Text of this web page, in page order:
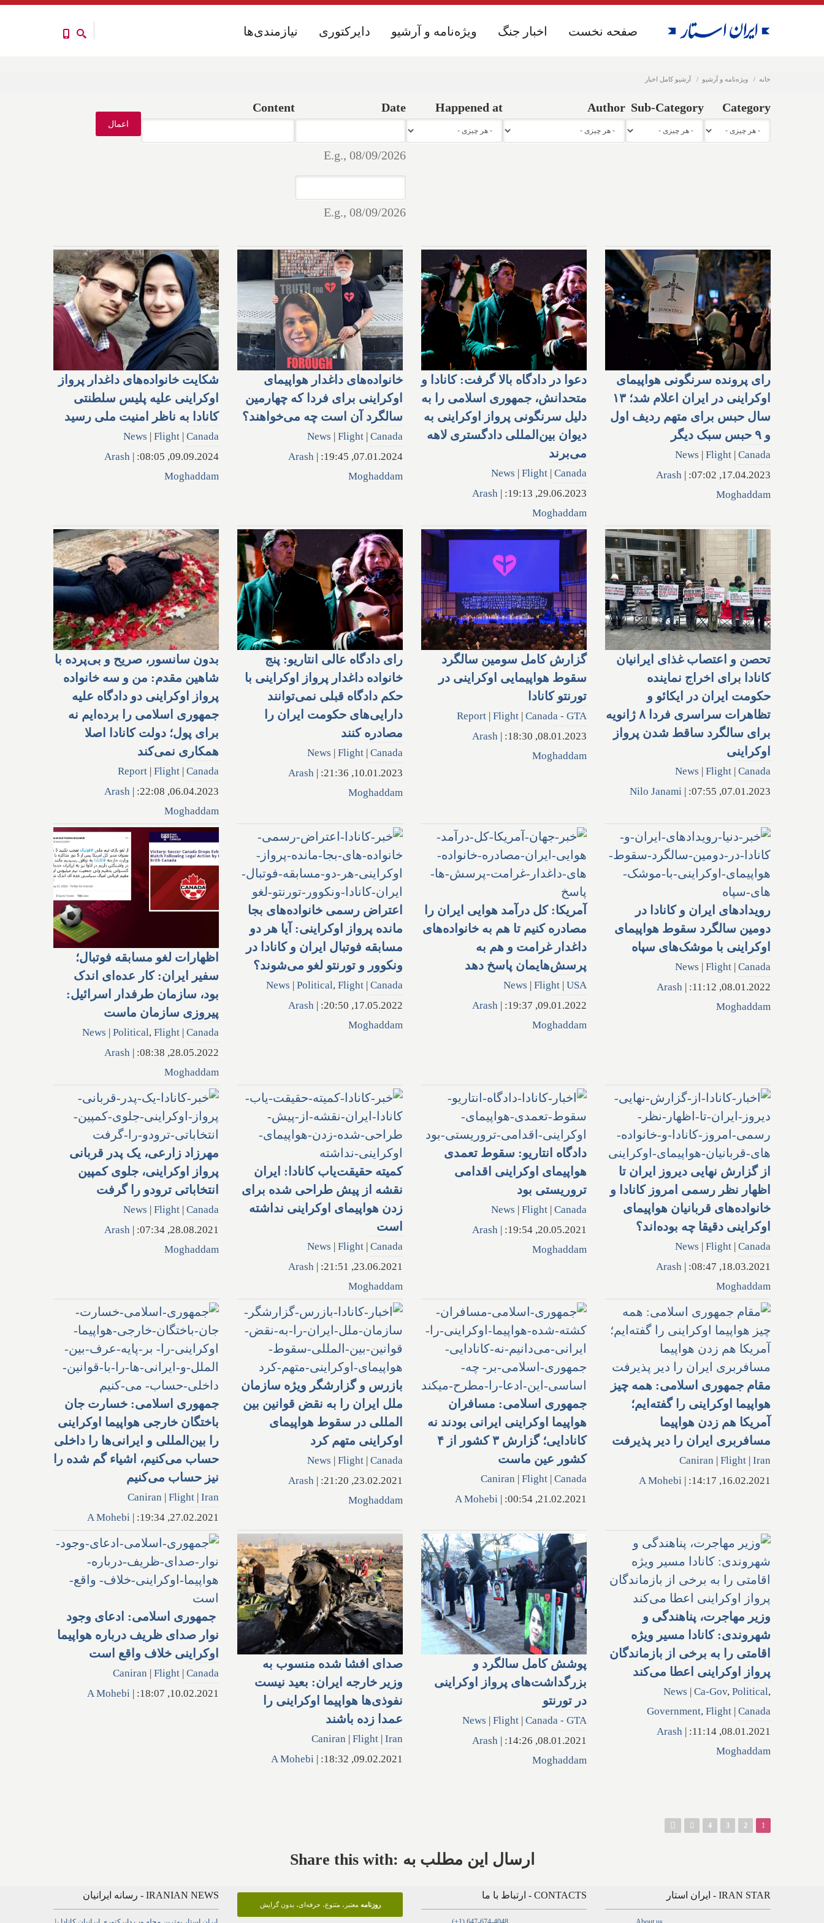
نیازمندی‌ها دایرکتوری ویژه‌نامه و آرشیو اخبار جنگ صفحه نخست
خانه ویژه‌نامه و آرشیو آرشیو کامل اخبار
نیازمندی‌ها دایرکتوری ویژه‌نامه و آرشیو اخبار جنگ صفحه نخست
Category
Sub-Category
Author
Happened at
Date
E.g., 08/09/2026
E.g., 08/09/2026
Content
شکایت خانواده‌های داغدار پرواز
اوکراینی علیه پلیس سلطنتی
کانادا به ناظر امنیت ملی رسید
News | Flight | Canada
09.09.2024, 08:05:
|
Arash
Moghaddam
خانواده‌های داغدار هواپیمای
اوکراینی برای فردا که چهارمین
سالگرد آن است چه می‌خواهند؟
News | Flight | Canada
07.01.2024, 19:45:
|
Arash
Moghaddam
دعوا در دادگاه بالا گرفت: کانادا و
متحدانش، جمهوری اسلامی را به
دلیل سرنگونی پرواز اوکراینی به
دیوان بین‌المللی دادگستری لاهه
می‌برند
News | Flight | Canada
29.06.2023, 19:13:
|
Arash
Moghaddam
رای پرونده سرنگونی هواپیمای
اوکراینی در ایران اعلام شد؛ ۱۳
سال حبس برای متهم ردیف اول
و ۹ حبس سبک دیگر
News | Flight | Canada
17.04.2023, 07:02:
|
Arash
Moghaddam
بدون سانسور، صریح و بی‌پرده با
شاهین مقدم: من و سه خانواده
پرواز اوکراینی دو دادگاه علیه
جمهوری اسلامی را برده‌ایم نه
برای پول؛ دولت کانادا اصلا
همکاری نمی‌کند
Report | Flight | Canada
06.04.2023, 22:08:
|
Arash
Moghaddam
رای دادگاه عالی انتاریو: پنج
خانواده داغدار پرواز اوکراینی با
حکم دادگاه قبلی نمی‌توانند
دارایی‌های حکومت ایران را
مصادره کنند
News | Flight | Canada
10.01.2023, 21:36:
|
Arash
Moghaddam
گزارش کامل سومین سالگرد
سقوط هواپیمایی اوکراینی در
تورنتو کانادا
Report | Flight | Canada - GTA
08.01.2023, 18:30:
|
Arash
Moghaddam
تحصن و اعتصاب غذای ایرانیان
کانادا برای اخراج نماینده
حکومت ایران در ایکائو و
تظاهرات سراسری فردا ۸ ژانویه
برای سالگرد ساقط شدن پرواز
اوکراینی
News | Flight | Canada
07.01.2023, 07:55:
|
Nilo Janami
اظهارات لغو مسابقه فوتبال؛
سفیر ایران: کار عده‌ای اندک
بود، سازمان طرفدار اسرائیل:
پیروزی سازمان ماست
News | Political, Flight | Canada
28.05.2022, 08:38:
|
Arash
Moghaddam
اعتراض رسمی خانواده‌های بجا
مانده پرواز اوکراینی: آیا هر دو
مسابقه فوتبال ایران و کانادا در
ونکوور و تورنتو لغو می‌شوند؟
News | Political, Flight | Canada
17.05.2022, 20:50:
|
Arash
Moghaddam
آمریکا: کل درآمد هوایی ایران را
مصادره کنیم تا هم به خانواده‌های
داغدار غرامت و هم به
پرسش‌هایمان پاسخ دهد
News | Flight | USA
09.01.2022, 19:37:
|
Arash
Moghaddam
رویدادهای ایران و کانادا در
دومین سالگرد سقوط هواپیمای
اوکراینی با موشک‌های سپاه
News | Flight | Canada
08.01.2022, 11:12:
|
Arash
Moghaddam
مهرزاد زارعی، یک پدر قربانی
پرواز اوکراینی، جلوی کمپین
انتخاباتی ترودو را گرفت
News | Flight | Canada
28.08.2021, 07:34:
|
Arash
Moghaddam
کمیته حقیقت‌یاب کانادا: ایران
نقشه از پیش طراحی شده برای
زدن هواپیمای اوکراینی نداشته
است
News | Flight | Canada
23.06.2021, 21:51:
|
Arash
Moghaddam
دادگاه انتاریو: سقوط تعمدی
هواپیمای اوکراینی اقدامی
تروریستی بود
News | Flight | Canada
20.05.2021, 19:54:
|
Arash
Moghaddam
از گزارش نهایی دیروز ایران تا
اظهار نظر رسمی امروز کانادا و
خانواده‌های قربانیان هواپیمای
اوکراینی دقیقا چه بوده‌اند؟
News | Flight | Canada
18.03.2021, 08:47:
|
Arash
Moghaddam
جمهوری اسلامی: خسارت جان
باختگان خارجی هواپیما اوکراینی
را بین‌المللی و ایرانی‌ها را داخلی
حساب می‌کنیم، اشیاء گم شده را
نیز حساب می‌کنیم
Caniran | Flight | Iran
27.02.2021, 19:34:
|
A Mohebi
بازرس و گزارشگر ویژه سازمان
ملل ایران را به نقض قوانین بین
المللی در سقوط هواپیمای
اوکراینی متهم کرد
News | Flight | Canada
23.02.2021, 21:20:
|
Arash
Moghaddam
جمهوری اسلامی: مسافران
هواپیما اوکراینی ایرانی بودند نه
کانادایی؛ گزارش ۳ کشور از ۴
کشور عین ماست
Caniran | Flight | Canada
21.02.2021, 00:54:
|
A Mohebi
مقام جمهوری اسلامی: همه چیز
هواپیما اوکراینی را گفته‌ایم؛
آمریکا هم زدن هواپیما
مسافربری ایران را دیر پذیرفت
Caniran | Flight | Iran
16.02.2021, 14:17:
|
A Mohebi
جمهوری اسلامی: ادعای وجود
نوار صدای ظریف درباره هواپیما
اوکراینی خلاف واقع است
Caniran | Flight | Canada
10.02.2021, 18:07:
|
A Mohebi
صدای افشا شده منسوب به
وزیر خارجه ایران: بعید نیست
نفوذی‌ها هواپیما اوکراینی را
عمدا زده باشند
Caniran Flight Iran
09.02.2021, 18:32:
A Mohebi
پوشش کامل سالگرد و
بزرگداشت‌های پرواز اوکراینی
در تورنتو
News Flight Canada - GTA
08.01.2021, 14:26:
Arash
Moghaddam
وزیر مهاجرت، پناهندگی و
شهروندی: کانادا مسیر ویژه
اقامتی را به برخی از بازماندگان
پرواز اوکراینی اعطا می‌کند
News | Ca-Gov, Political,
Government, Flight | Canada
08.01.2021, 11:14:
|
Arash
Moghaddam
1
2
3
4
Share this with: ارسال این مطلب به
IRANIAN NEWS - رسانه ایرانیان
روزنامه معتبر، متنوع، حرفه‌ای، بدون گرایش
CONTACTS - ارتباط با ما IRAN STAR - ایران استار